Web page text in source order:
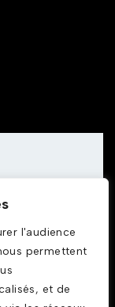
l'audience
permettent
et de